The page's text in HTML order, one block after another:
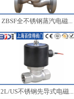
ZBSF全不锈钢蒸汽电磁...
2L/US不锈钢先导式电磁...